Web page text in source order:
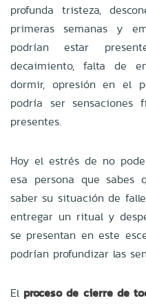
profunda tristeza,
primeras semanas y
podrían estar
decaimiento, falta de
dormir, opresión en el
podría ser sensaciones
presentes.
Hoy el estrés de no
esa persona que sabes
saber su situación de
entregar un ritual y
se presentan en este
podrían profundizar las
El proceso de cierre de